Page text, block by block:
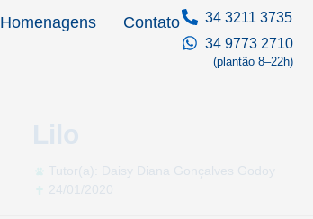
Homenagens Contato
34 3211 3735
34 9773 2710
(plantão 8–22h)
Lilo
Tutor(a): Daisy Diana Gonçalves Godoy
24/01/2020